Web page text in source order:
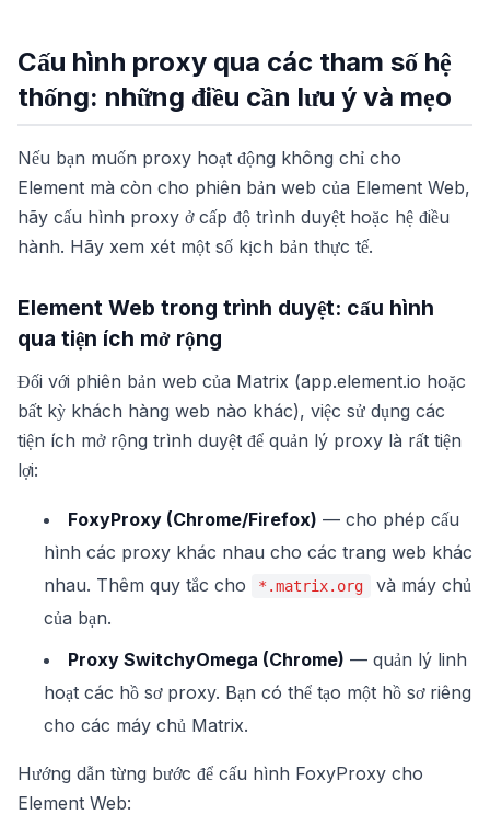
Cấu hình proxy qua các tham số hệ
thống: những điều cần lưu ý và mẹo
Nếu bạn muốn proxy hoạt động không chỉ cho
Element mà còn cho phiên bản web của Element Web,
hãy cấu hình proxy ở cấp độ trình duyệt hoặc hệ điều
hành. Hãy xem xét một số kịch bản thực tế.
Element Web trong trình duyệt: cấu hình
qua tiện ích mở rộng
Đối với phiên bản web của Matrix (app.element.io hoặc
bất kỳ khách hàng web nào khác), việc sử dụng các
tiện ích mở rộng trình duyệt để quản lý proxy là rất tiện
lợi:
FoxyProxy (Chrome/Firefox) — cho phép cấu
hình các proxy khác nhau cho các trang web khác
nhau. Thêm quy tắc cho
*.matrix.org
và máy chủ
của bạn.
Proxy SwitchyOmega (Chrome) — quản lý linh
hoạt các hồ sơ proxy. Bạn có thể tạo một hồ sơ riêng
cho các máy chủ Matrix.
Hướng dẫn từng bước để cấu hình FoxyProxy cho
Element Web: